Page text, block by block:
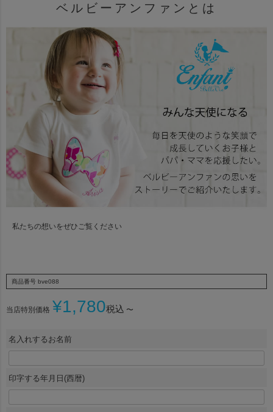
ベルビーアンファンとは
私たちの想いをぜひご覧ください
商品番号 bve088
当店特別価格 ¥1,780税込 〜
名入れするお名前
印字する年月日(西暦)